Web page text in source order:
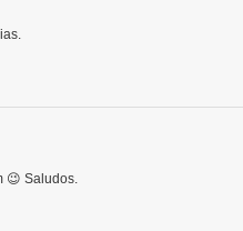
😉 Saludos.